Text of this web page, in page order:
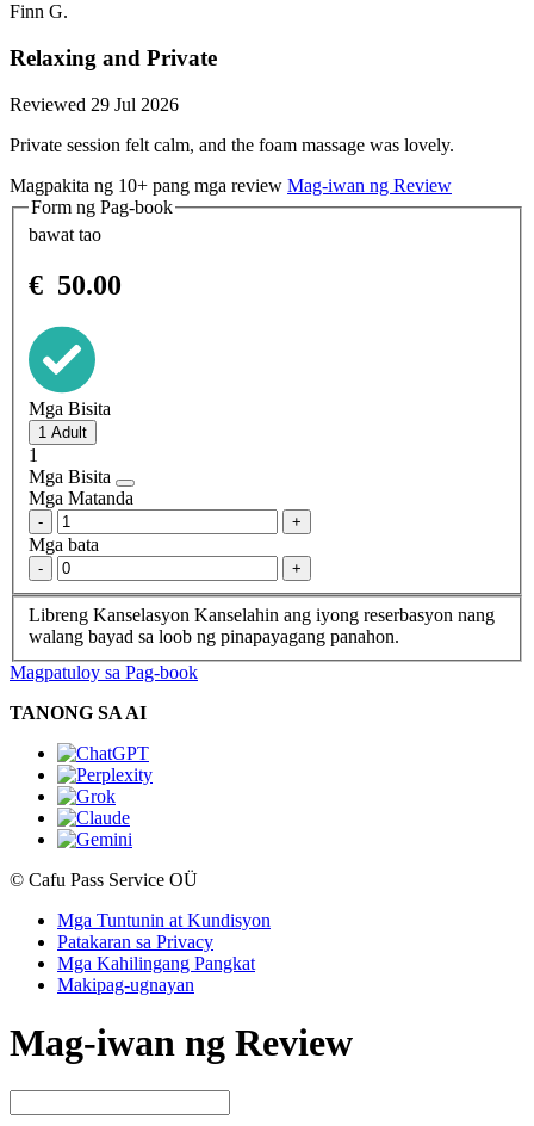
Finn G.
Relaxing and Private
Reviewed 29 Jul 2026
Private session felt calm, and the foam massage was lovely.
Magpakita ng 10+ pang mga review Mag-iwan ng Review
Form ng Pag-book
bawat tao
€ 50.00
Mga Bisita
1
Mga Bisita
Mga Matanda
- +
Mga bata
- +
Libreng Kanselasyon Kanselahin ang iyong reserbasyon nang
walang bayad sa loob ng pinapayagang panahon.
Magpatuloy sa Pag-book
TANONG SA AI
© Cafu Pass Service OÜ
Mga Tuntunin at Kundisyon
Patakaran sa Privacy
Mga Kahilingang Pangkat
Makipag-ugnayan
Mag-iwan ng Review